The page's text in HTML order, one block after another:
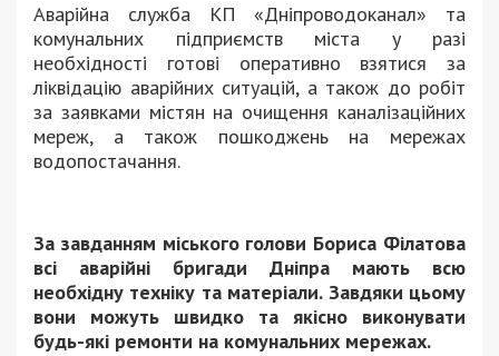
Аварійна служба КП «Дніпроводоканал» та
комунальних підприємств міста у разі
необхідності готові оперативно взятися за
ліквідацію аварійних ситуацій, а також до робіт
за заявками містян на очищення каналізаційних
мереж, а також пошкоджень на мережах
водопостачання.
За завданням міського голови Бориса Філатова
всі аварійні бригади Дніпра мають всю
необхідну техніку та матеріали. Завдяки цьому
вони можуть швидко та якісно виконувати
будь-які ремонти на комунальних мережах.